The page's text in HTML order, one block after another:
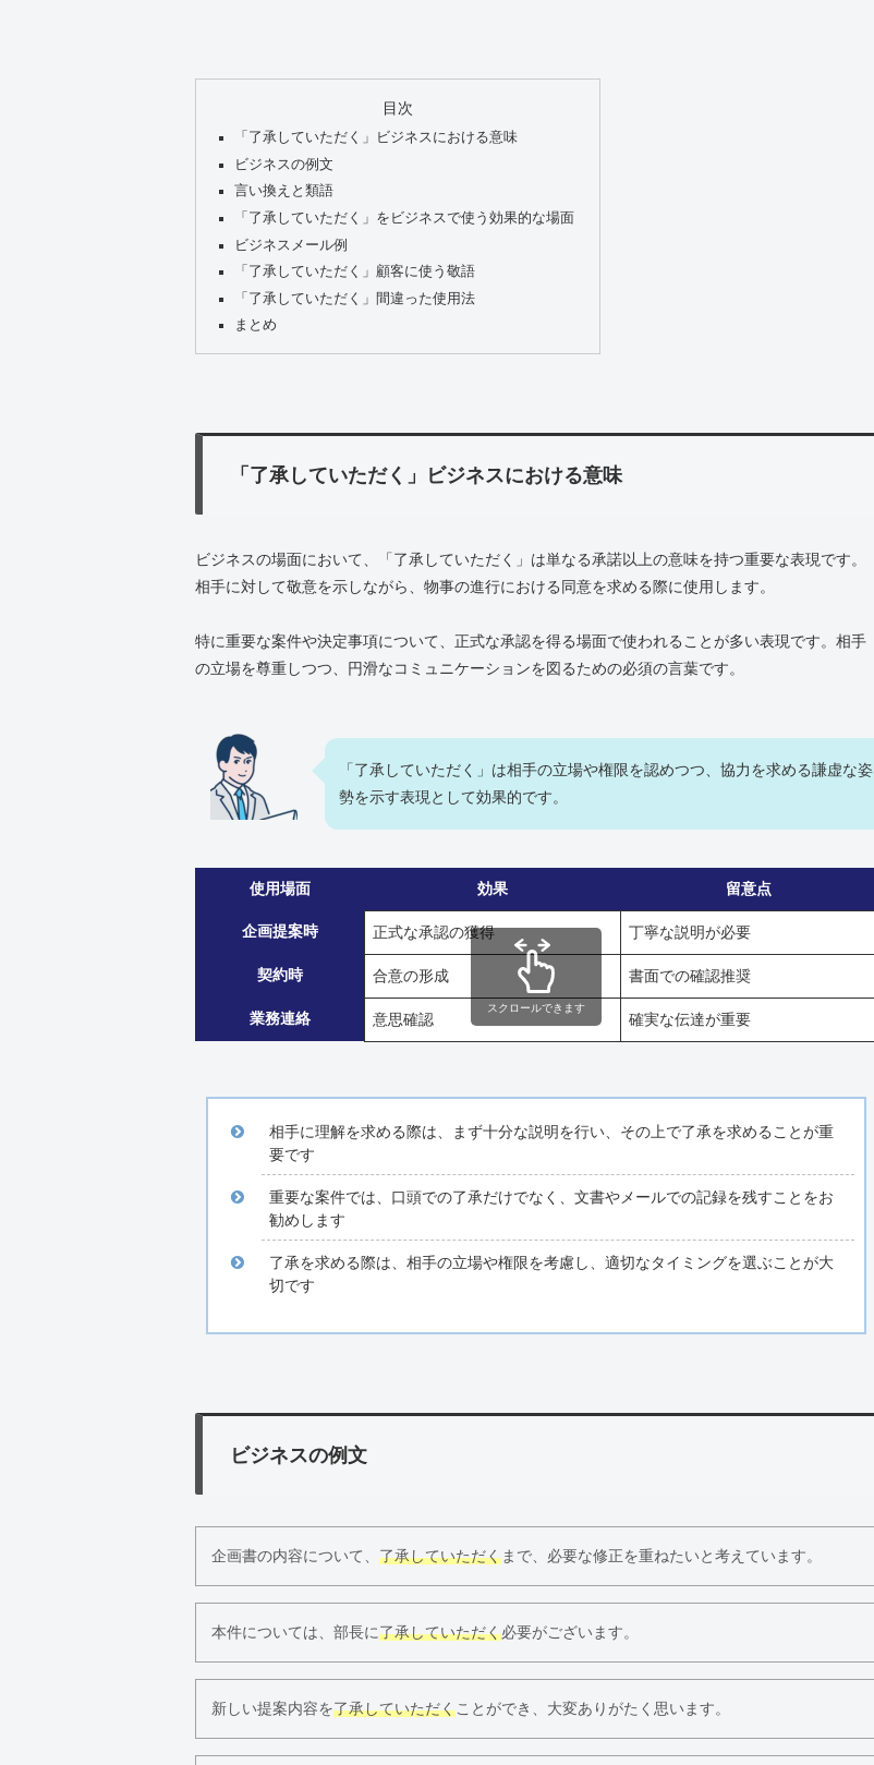
目次
「了承していただく」ビジネスにおける意味
ビジネスの例文
言い換えと類語
「了承していただく」をビジネスで使う効果的な場面
ビジネスメール例
「了承していただく」顧客に使う敬語
「了承していただく」間違った使用法
まとめ
「了承していただく」ビジネスにおける意味
ビジネスの場面において、「了承していただく」は単なる承諾以上の意味を持つ重要な表現です。
相手に対して敬意を示しながら、物事の進行における同意を求める際に使用します。
特に重要な案件や決定事項について、正式な承認を得る場面で使われることが多い表現です。相手
の立場を尊重しつつ、円滑なコミュニケーションを図るための必須の言葉です。
「了承していただく」は相手の立場や権限を認めつつ、協力を求める謙虚な姿
勢を示す表現として効果的です。
使用場面 効果 留意点
企画提案時 正式な承認の獲得 丁寧な説明が必要
契約時 合意の形成 書面での確認推奨
業務連絡 意思確認 確実な伝達が重要
スクロールできます
相手に理解を求める際は、まず十分な説明を行い、その上で了承を求めることが重
要です
重要な案件では、口頭での了承だけでなく、文書やメールでの記録を残すことをお
勧めします
了承を求める際は、相手の立場や権限を考慮し、適切なタイミングを選ぶことが大
切です
ビジネスの例文
企画書の内容について、 了承していただくまで、必要な修正を重ねたいと考えています。
本件については、部長に了承していただく必要がございます。
新しい提案内容を了承していただくことができ、大変ありがたく思います。